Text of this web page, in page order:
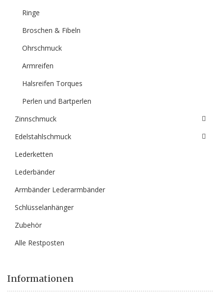
Ringe
Broschen & Fibeln
Ohrschmuck
Armreifen
Halsreifen Torques
Perlen und Bartperlen
Zinnschmuck
Edelstahlschmuck
Lederketten
Lederbänder
Armbänder Lederarmbänder
Schlüsselanhänger
Zubehör
Alle Restposten
Informationen